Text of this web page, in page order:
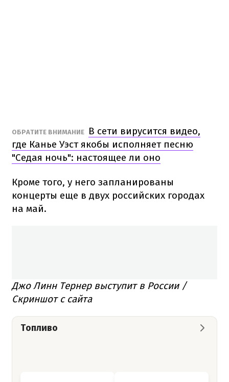
ОБРАТИТЕ ВНИМАНИЕ
В сети вирусится видео,
где Канье Уэст якобы исполняет песню
"Седая ночь": настоящее ли оно
Кроме того, у него запланированы
концерты еще в двух российских городах
на май.
Джо Линн Тернер выступит в России /
Скриншот с сайта
Топливо